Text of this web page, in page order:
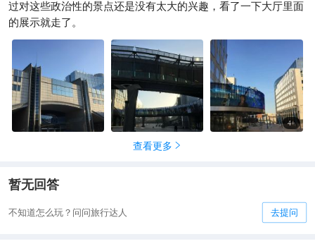
过对这些政治性的景点还是没有太大的兴趣，看了一下大厅里面
的展示就走了。
4+
查看更多 
暂无回答
不知道怎么玩？问问旅行达人 去提问